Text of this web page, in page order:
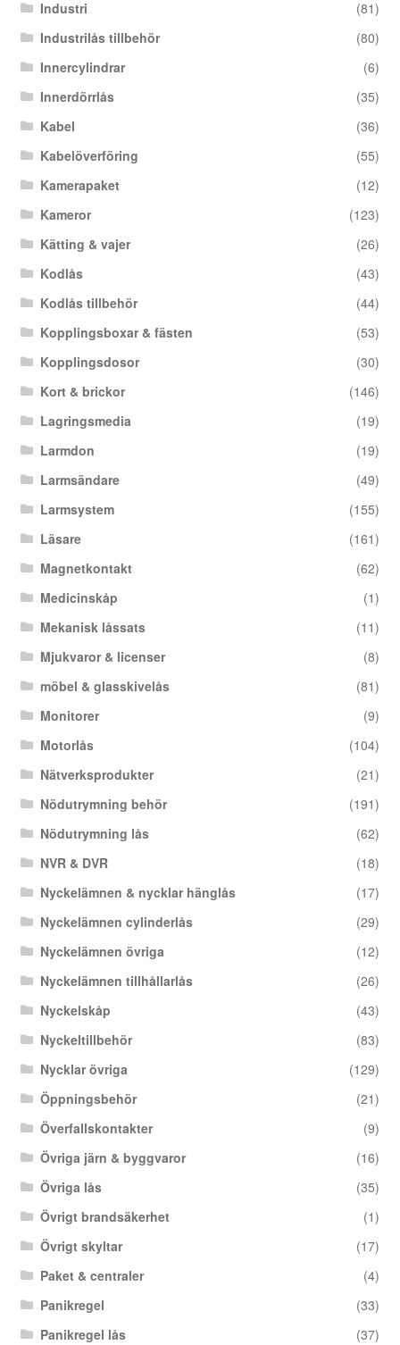
Industri
(81)
Industrilås tillbehör
(80)
Innercylindrar
(6)
Innerdörrlås
(35)
Kabel
(36)
Kabelöverföring
(55)
Kamerapaket
(12)
Kameror
(123)
Kätting & vajer
(26)
Kodlås
(43)
Kodlås tillbehör
(44)
Kopplingsboxar & fästen
(53)
Kopplingsdosor
(30)
Kort & brickor
(146)
Lagringsmedia
(19)
Larmdon
(19)
Larmsändare
(49)
Larmsystem
(155)
Läsare
(161)
Magnetkontakt
(62)
Medicinskåp
(1)
Mekanisk låssats
(11)
Mjukvaror & licenser
(8)
möbel & glasskivelås
(81)
Monitorer
(9)
Motorlås
(104)
Nätverksprodukter
(21)
Nödutrymning behör
(191)
Nödutrymning lås
(62)
NVR & DVR
(18)
Nyckelämnen & nycklar hänglås
(17)
Nyckelämnen cylinderlås
(29)
Nyckelämnen övriga
(12)
Nyckelämnen tillhållarlås
(26)
Nyckelskåp
(43)
Nyckeltillbehör
(83)
Nycklar övriga
(129)
Öppningsbehör
(21)
Överfallskontakter
(9)
Övriga järn & byggvaror
(16)
Övriga lås
(35)
Övrigt brandsäkerhet
(1)
Övrigt skyltar
(17)
Paket & centraler
(4)
Panikregel
(33)
Panikregel lås
(37)